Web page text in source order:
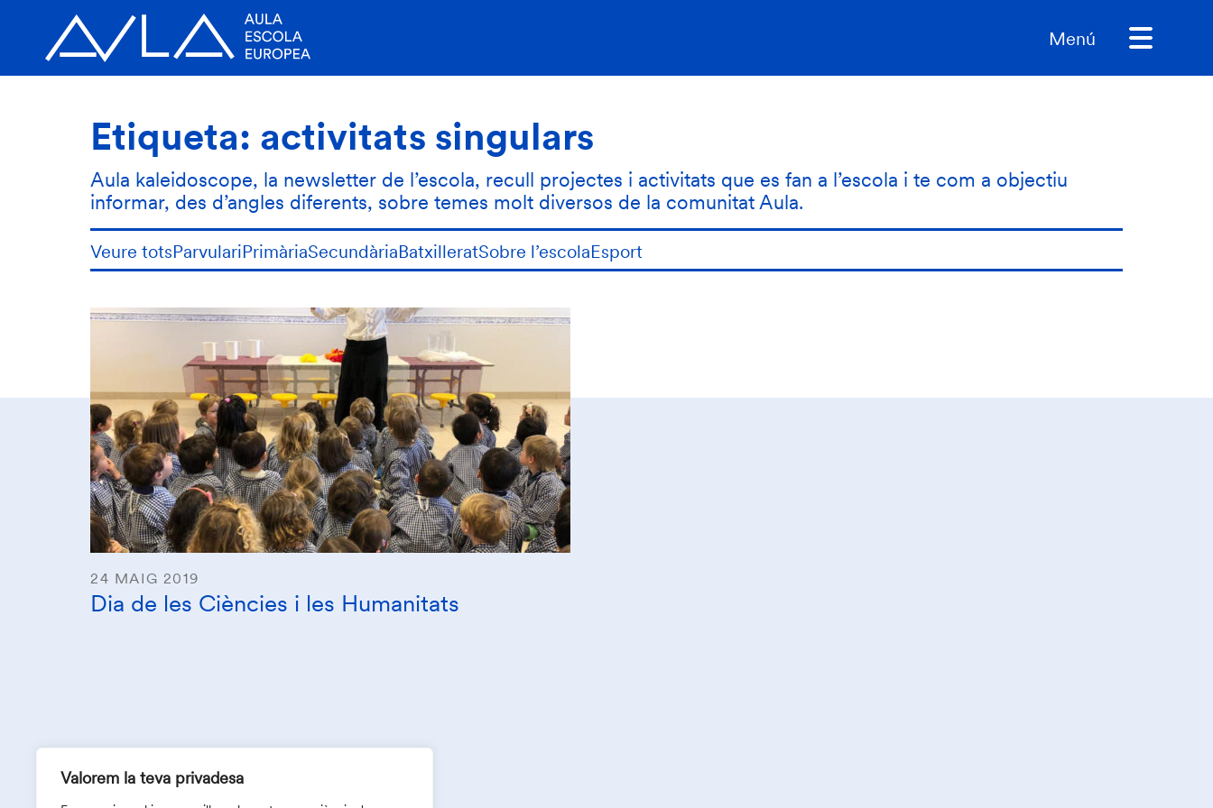
Valorem la teva privadesa
Menú
Etiqueta: activitats singulars
Aula kaleidoscope, la newsletter de l’escola, recull projectes i activitats que es fan a l’escola i te com a objectiu
informar, des d’angles diferents, sobre temes molt diversos de la comunitat Aula.
Veure totsParvulariPrimàriaSecundàriaBatxilleratSobre l’escolaEsport
24 MAIG 2019
Dia de les Ciències i les Humanitats